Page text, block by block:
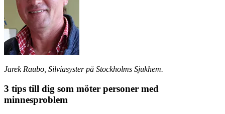
Jarek Raubo, Silviasyster på Stockholms Sjukhem.
3 tips till dig som möter personer med
minnesproblem